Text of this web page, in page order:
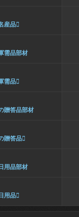
産品
需品部材
需品
贈答品部材
贈答品
用品部材
用品